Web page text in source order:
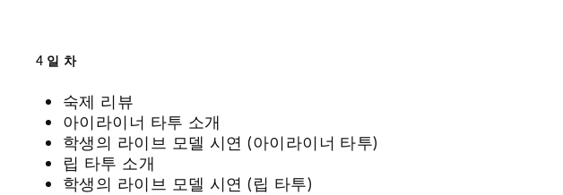
4일차
숙제 리뷰
아이라이너 타투 소개
학생의 라이브 모델 시연 (아이라이너 타투)
립 타투 소개
학생의 라이브 모델 시연 (립 타투)